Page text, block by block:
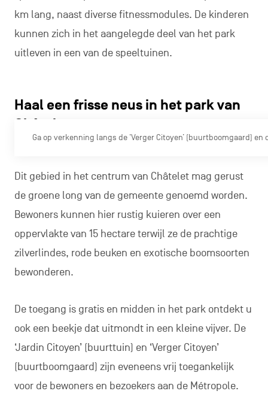
km lang, naast diverse fitnessmodules. De kinderen
kunnen zich in het aangelegde deel van het park
uitleven in een van de speeltuinen.
Haal een frisse neus in het park van
Châtelet
Ga op verkenning langs de ‘Verger Citoyen’ (buurtboomgaard)
Dit gebied in het centrum van Châtelet mag gerust
de groene long van de gemeente genoemd worden.
Bewoners kunnen hier rustig kuieren over een
oppervlakte van 15 hectare terwijl ze de prachtige
zilverlindes, rode beuken en exotische boomsoorten
bewonderen.
De toegang is gratis en midden in het park ontdekt u
ook een beekje dat uitmondt in een kleine vijver. De
‘Jardin Citoyen’ (buurttuin) en ‘Verger Citoyen’
(buurtboomgaard) zijn eveneens vrij toegankelijk
voor de bewoners en bezoekers aan de Métropole.